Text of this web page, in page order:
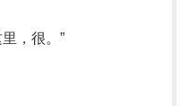
，很。”